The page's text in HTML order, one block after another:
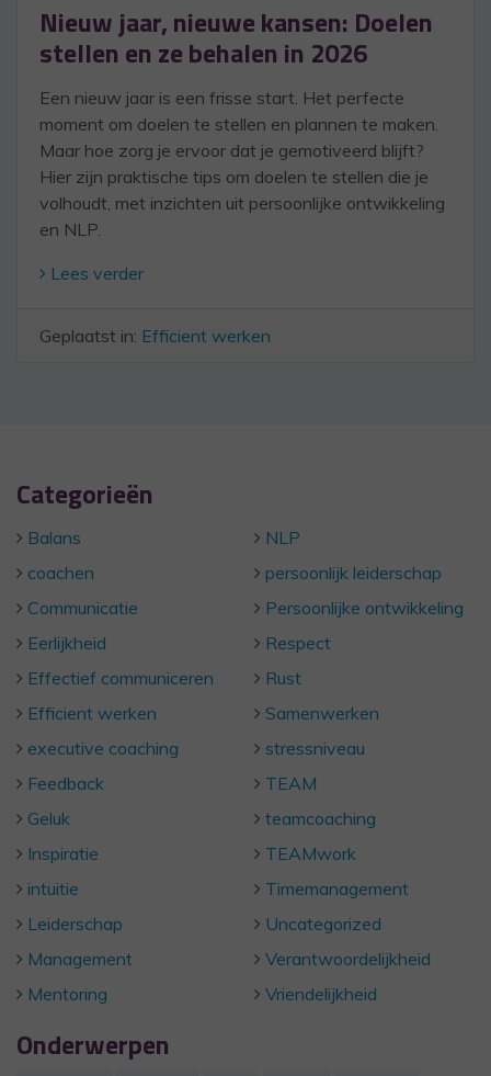
Nieuw jaar, nieuwe kansen: Doelen
stellen en ze behalen in 2026
Een nieuw jaar is een frisse start. Het perfecte
moment om doelen te stellen en plannen te maken.
Maar hoe zorg je ervoor dat je gemotiveerd blijft?
Hier zijn praktische tips om doelen te stellen die je
volhoudt, met inzichten uit persoonlijke ontwikkeling
en NLP.
Lees verder
Geplaatst in: Efficient werken
Categorieën
Balans
coachen
Communicatie
Eerlijkheid
Effectief communiceren
Efficient werken
executive coaching
Feedback
Geluk
Inspiratie
intuitie
Leiderschap
Management
Mentoring
NLP
persoonlijk leiderschap
Persoonlijke ontwikkeling
Respect
Rust
Samenwerken
stressniveau
TEAM
teamcoaching
TEAMwork
Timemanagement
Uncategorized
Verantwoordelijkheid
Vriendelijkheid
Onderwerpen